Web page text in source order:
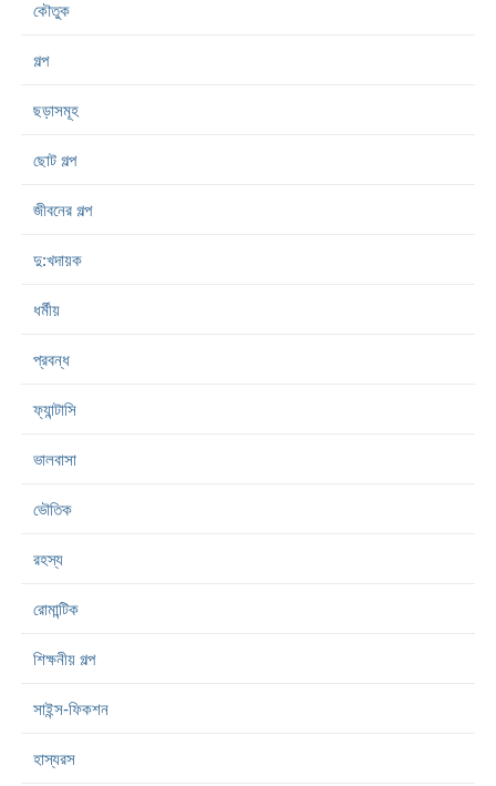
কৌতুক
গল্প
ছড়াসমূহ
ছোট গল্প
জীবনের গল্প
দু:খদায়ক
ধর্মীয়
প্রবন্ধ
ফ্যান্টাসি
ভালবাসা
ভৌতিক
রহস্য
রোমান্টিক
শিক্ষনীয় গল্প
সাইন্স-ফিকশন
হাস্যরস